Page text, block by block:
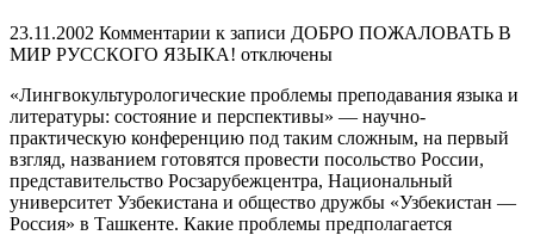
23.11.2002 Комментарии к записи ДОБРО ПОЖАЛОВАТЬ В
МИР РУССКОГО ЯЗЫКА! отключены
«Лингвокультурологические проблемы преподавания языка и
литературы: состояние и перспективы» — научно-
практическую конференцию под таким сложным, на первый
взгляд, названием готовятся провести посольство России,
представительство Росзарубежцентра, Национальный
университет Узбекистана и общество дружбы «Узбекистан —
Россия» в Ташкенте. Какие проблемы предполагается